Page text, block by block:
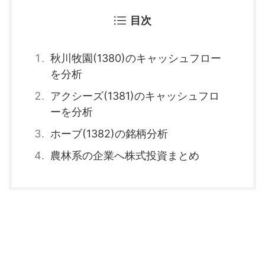
目次
秋川牧園(1380)のキャッシュフロー
を分析
アクシーズ(1381)のキャッシュフロ
ーを分析
ホーブ(1382)の銘柄分析
農林系の企業へ株式投資まとめ